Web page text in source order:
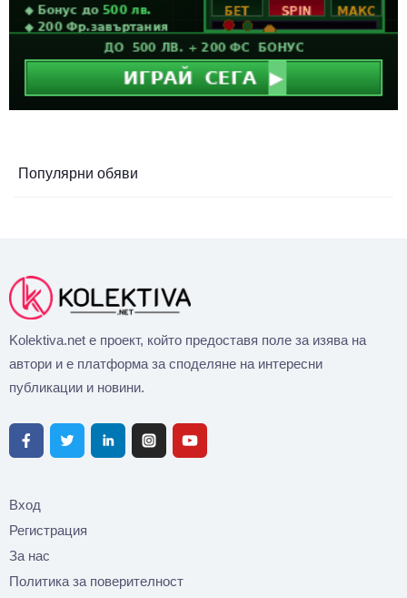
Популярни обяви
Kolektiva.net е проект, който предоставя поле за изява на
автори и е платформа за споделяне на интересни
публикации и новини.
Вход
Регистрация
За нас
Политика за поверителност